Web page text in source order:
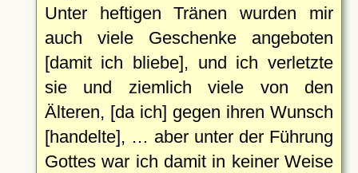
Unter heftigen Tränen wurden mir
auch viele Geschenke angeboten
[damit ich bliebe], und ich verletzte
sie und ziemlich viele von den
Älteren, [da ich] gegen ihren Wunsch
[handelte], … aber unter der Führung
Gottes war ich damit in keiner Weise